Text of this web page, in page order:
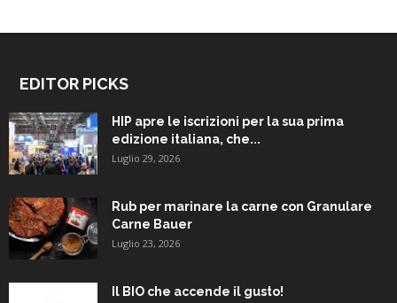
EDITOR PICKS
HIP apre le iscrizioni per la sua prima
edizione italiana, che...
Luglio 29, 2026
Rub per marinare la carne con Granulare
Carne Bauer
Luglio 23, 2026
Il BIO che accende il gusto!